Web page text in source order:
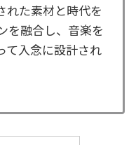
れた素材と時代を
を融合し、音楽を
て入念に設計され